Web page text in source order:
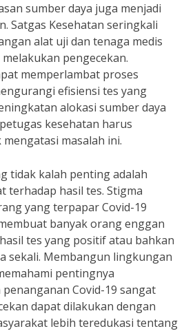
sumber daya juga menjadi
Satgas Kesehatan seringkali
alat uji dan tenaga medis
pengecekan.
memperlambat proses
efisiensi tes yang
alokasi sumber daya
kesehatan harus
masalah ini.
tidak kalah penting adalah
terhadap hasil tes. Stigma
yang terpapar Covid-19
banyak orang enggan
tes yang positif atau bahkan
sekali. Membangun lingkungan
pentingnya
Covid-19 sangat
dapat dilakukan dengan
lebih teredukasi tentang